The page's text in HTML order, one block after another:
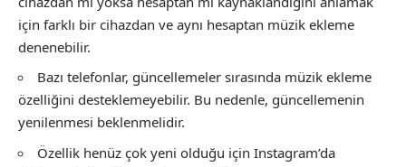
için farklı bir cihazdan ve aynı hesaptan müzik ekleme
denenebilir.
Bazı telefonlar, güncellemeler sırasında müzik ekleme
özelliğini desteklemeyebilir. Bu nedenle, güncellemenin
yenilenmesi beklenmelidir.
Özellik henüz çok yeni olduğu için Instagram’da